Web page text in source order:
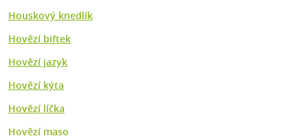
Houskový knedlík
Hovězí biftek
Hovězí jazyk
Hovězí kýta
Hovězí líčka
Hovězí maso